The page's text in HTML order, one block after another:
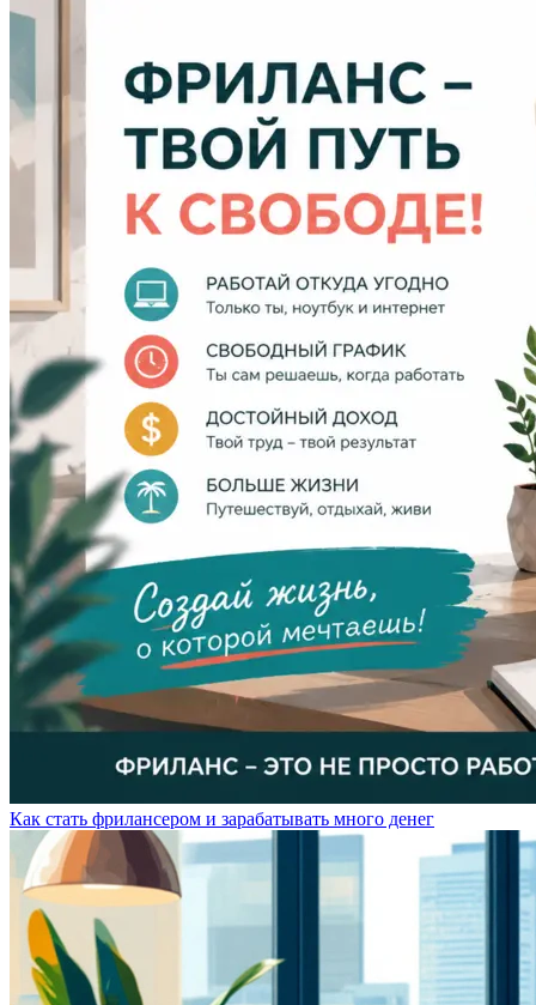
Как стать фрилансером и зарабатывать много денег